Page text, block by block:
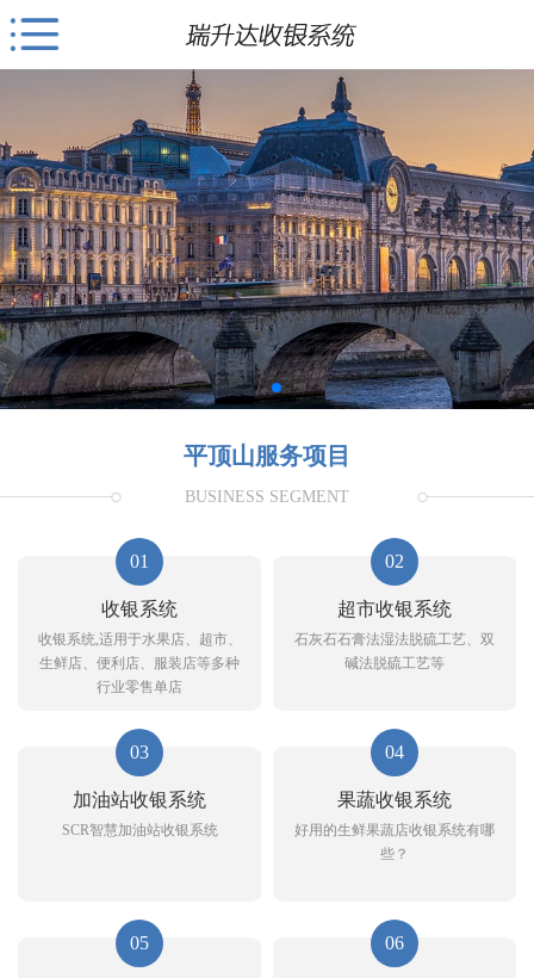
平顶山服务项目
BUSINESS SEGMENT
01
收银系统
收银系统,适用于水果店、超市、
生鲜店、便利店、服装店等多种
行业零售单店
02
超市收银系统
石灰石石膏法湿法脱硫工艺、双
碱法脱硫工艺等
03
加油站收银系统
SCR智慧加油站收银系统
04
果蔬收银系统
好用的生鲜果蔬店收银系统有哪
些？
05 06